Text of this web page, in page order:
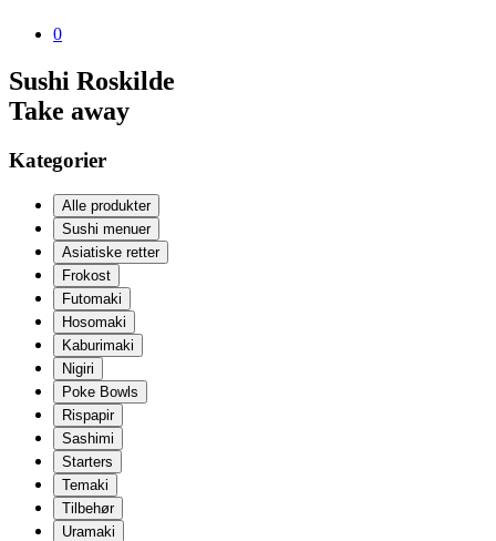
0
Sushi Roskilde
Take away
Kategorier
Alle produkter
Sushi menuer
Asiatiske retter
Frokost
Futomaki
Hosomaki
Kaburimaki
Nigiri
Poke Bowls
Rispapir
Sashimi
Starters
Temaki
Tilbehør
Uramaki